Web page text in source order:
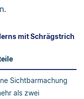
mit Schrägstrich
Sichtbarmachung
als zwei